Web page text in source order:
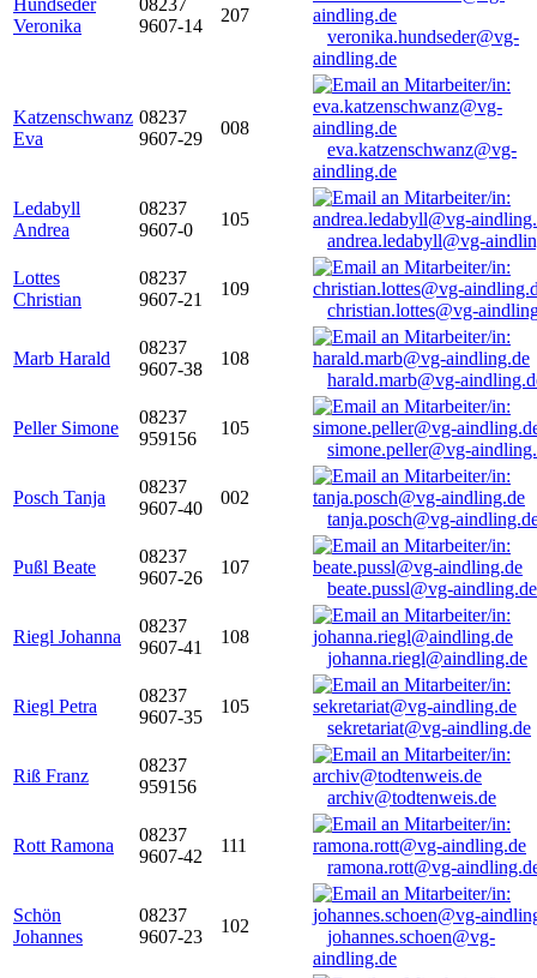
Hundseder
Veronika
08237
9607-14
207
veronika.hundseder@vg-
aindling.de
Katzenschwanz
Eva
08237
9607-29
008
eva.katzenschwanz@vg-
aindling.de
Ledabyll
Andrea
08237
9607-0
105
andrea.ledabyll@vg-
Lottes
Christian
08237
9607-21
109
christian.lottes@vg-
Marb Harald
08237
9607-38
108
harald.marb@vg-
Peller Simone
08237
959156
105
simone.peller@vg-
Posch Tanja
08237
9607-40
002
tanja.posch@vg-
Pußl Beate
08237
9607-26
107
beate.pussl@vg-aindling.de
Riegl Johanna
08237
9607-41
108
johanna.riegl@aindling.de
Riegl Petra
08237
9607-35
105
sekretariat@vg-aindling.de
Riß Franz
08237
959156
archiv@todtenweis.de
Rott Ramona
08237
9607-42
111
ramona.rott@vg-
Schön
Johannes
08237
9607-23
102
johannes.schoen@vg-
aindling.de